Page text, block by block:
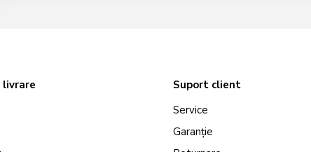
livrare
Suport client
Service
Garanție